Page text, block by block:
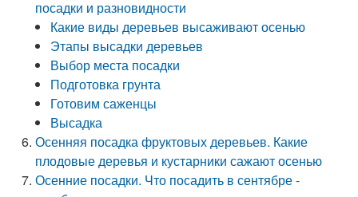
посадки и разновидности
Какие виды деревьев высаживают осенью
Этапы высадки деревьев
Выбор места посадки
Подготовка грунта
Готовим саженцы
Высадка
Осенняя посадка фруктовых деревьев. Какие
плодовые деревья и кустарники сажают осенью
Осенние посадки. Что посадить в сентябре -